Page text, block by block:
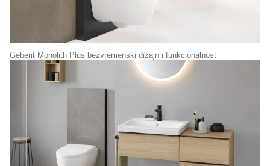
Geberit Monolith Plus bezvremenski dizajn i funkcionalnost